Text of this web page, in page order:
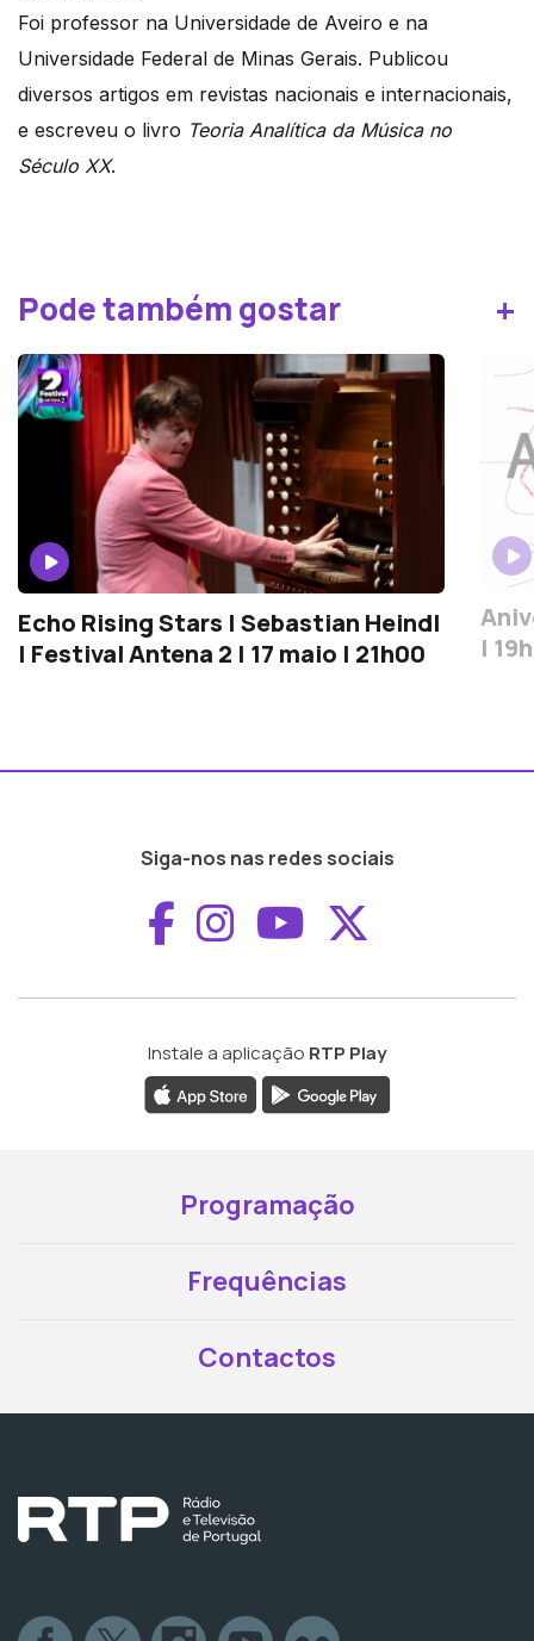
Foi professor na Universidade de Aveiro e na
Universidade Federal de Minas Gerais. Publicou
diversos artigos em revistas nacionais e internacionais,
e escreveu o livro Teoria Analítica da Música no
Século XX.
Pode também gostar +
Echo Rising Stars | Sebastian Heindl
| Festival Antena 2 | 17 maio | 21h00
|
Siga-nos nas redes sociais
Aceder ao
Aceder ao
Aceder ao
Instale a aplicação RTP Play
Programação
Frequências
Contactos